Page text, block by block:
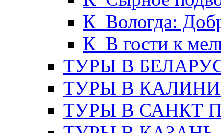
К_Вологда:
К_В гости к
ТУРЫ В
ТУРЫ В
ТУРЫ В САНКТ